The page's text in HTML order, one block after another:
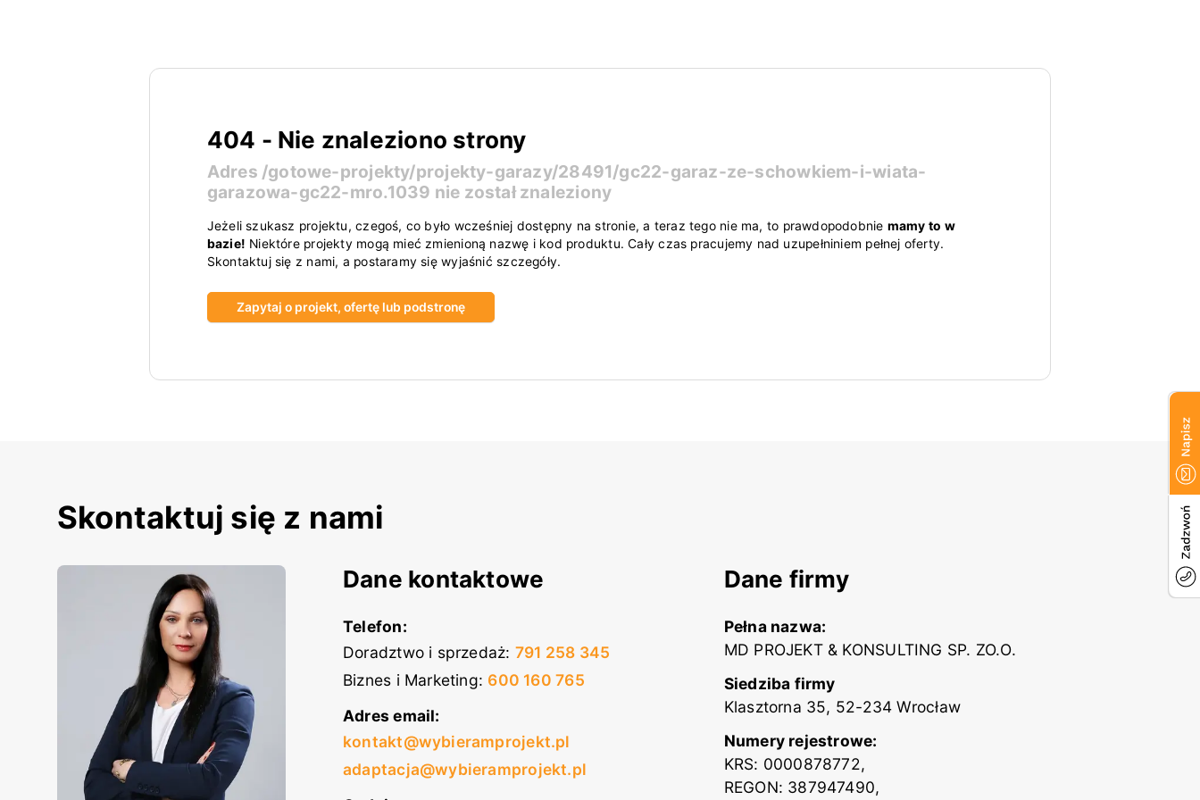
404 - Nie znaleziono strony
Adres /gotowe-projekty/projekty-garazy/28491/gc22-garaz-ze-schowkiem-i-wiata-
garazowa-gc22-mro.1039 nie został znaleziony
Jeżeli szukasz projektu, czegoś, co było wcześniej dostępny na stronie, a teraz tego nie ma, to prawdopodobnie mamy to w
bazie! Niektóre projekty mogą mieć zmienioną nazwę i kod produktu. Cały czas pracujemy nad uzupełniniem pełnej oferty.
Skontaktuj się z nami, a postaramy się wyjaśnić szczegóły.
Zapytaj o projekt, ofertę lub podstronę
Skontaktuj się z nami
Dane kontaktowe
Telefon:
Doradztwo i sprzedaż: 791 258 345
Biznes i Marketing: 600 160 765
Adres email:
kontakt@wybieramprojekt.pl
adaptacja@wybieramprojekt.pl
Dane firmy
Pełna nazwa:
MD PROJEKT & KONSULTING SP. ZO.O.
Siedziba firmy
Klasztorna 35, 52-234 Wrocław
Numery rejestrowe:
KRS: 0000878772,
REGON: 387947490,